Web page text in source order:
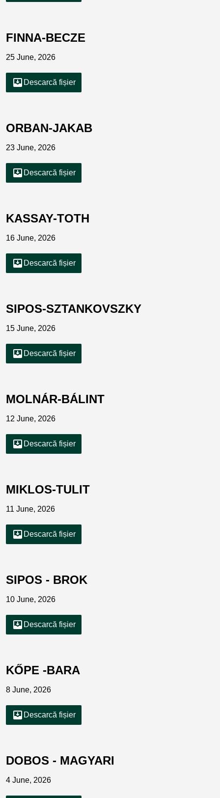
FINNA-BECZE
25 June, 2026
move_to_inbox Descarcă fișier
ORBAN-JAKAB
23 June, 2026
move_to_inbox Descarcă fișier
KASSAY-TOTH
16 June, 2026
move_to_inbox Descarcă fișier
SIPOS-SZTANKOVSZKY
15 June, 2026
move_to_inbox Descarcă fișier
MOLNÁR-BÁLINT
12 June, 2026
move_to_inbox Descarcă fișier
MIKLOS-TULIT
11 June, 2026
move_to_inbox Descarcă fișier
SIPOS - BROK
10 June, 2026
move_to_inbox Descarcă fișier
KŐPE -BARA
8 June, 2026
move_to_inbox Descarcă fișier
DOBOS - MAGYARI
4 June, 2026